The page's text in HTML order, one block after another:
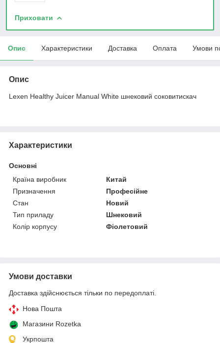
Приховати
Опис Характеристики Доставка Оплата Умови
Опис
Lexen Healthy Juicer Manual White шнековий соковитискач
Характеристики
Основні
Країна виробник
Китай
Призначення
Професійне
Стан
Новий
Тип приладу
Шнековий
Колір корпусу
Фіолетовий
Умови доставки
Доставка здійснюється тільки по передоплаті.
Нова Пошта
Магазини Rozetka
Укрпошта